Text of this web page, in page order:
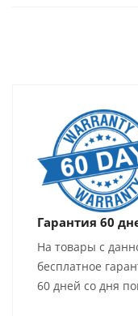
Гарантия 60
На товары с
бесплатное
60 дней со дня